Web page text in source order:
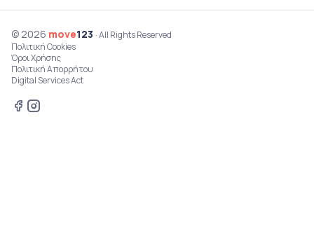
© 2026 move123 · All Rights Reserved
Πολιτική Cookies
Όροι Χρήσης
Πολιτική Απορρήτου
Digital Services Act